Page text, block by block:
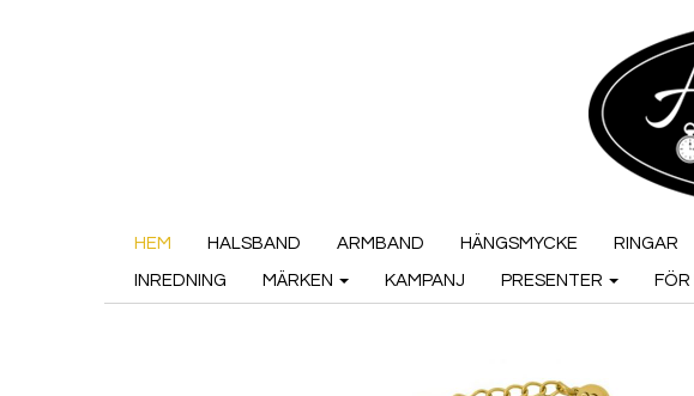
HEM HALSBAND ARMBAND HÄNGSMYCKE RINGAR
INREDNING MÄRKEN KAMPANJ PRESENTER